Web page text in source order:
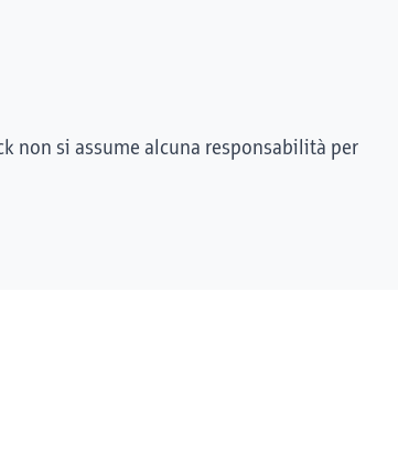
non si assume alcuna responsabilità per